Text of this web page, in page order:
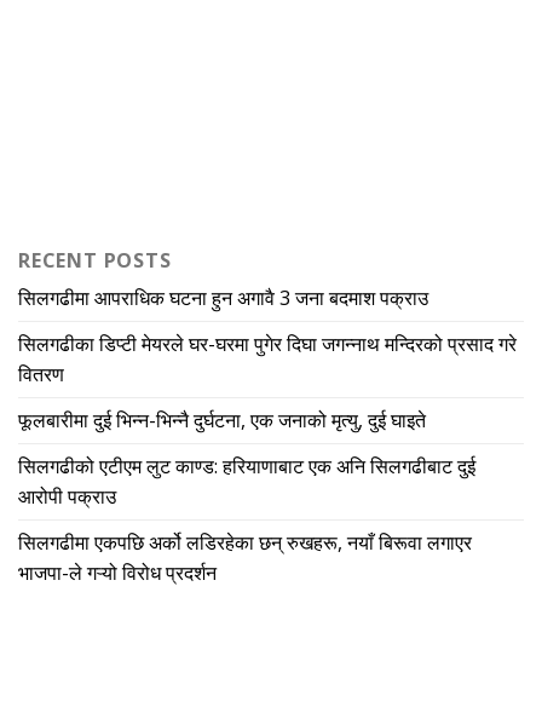
RECENT POSTS
सिलगढीमा आपराधिक घटना हुन अगावै 3 जना बदमाश पक्राउ
सिलगढीका डिप्टी मेयरले घर-घरमा पुगेर दिघा जगन्नाथ मन्दिरको प्रसाद गरे
वितरण
फूलबारीमा दुई भिन्न-भिन्नै दुर्घटना, एक जनाको मृत्यु, दुई घाइते
सिलगढीको एटीएम लुट काण्ड: हरियाणाबाट एक अनि सिलगढीबाट दुई
आरोपी पक्राउ
सिलगढीमा एकपछि अर्को लडिरहेका छन् रुखहरू, नयाँ बिरूवा लगाएर
भाजपा-ले गऱ्यो विरोध प्रदर्शन